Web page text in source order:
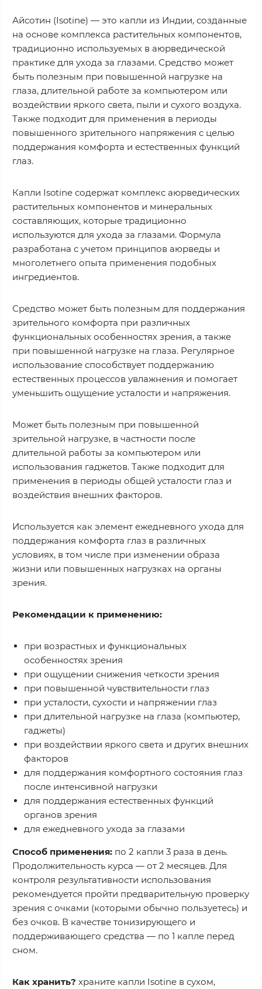
Айсотин (Isotine) — это капли из Индии, созданные
на основе комплекса растительных компонентов,
традиционно используемых в аюрведической
практике для ухода за глазами. Средство может
быть полезным при повышенной нагрузке на
глаза, длительной работе за компьютером или
воздействии яркого света, пыли и сухого воздуха.
Также подходит для применения в периоды
повышенного зрительного напряжения с целью
поддержания комфорта и естественных функций
глаз.
Капли Isotine содержат комплекс аюрведических
растительных компонентов и минеральных
составляющих, которые традиционно
используются для ухода за глазами. Формула
разработана с учетом принципов аюрведы и
многолетнего опыта применения подобных
ингредиентов.
Средство может быть полезным для поддержания
зрительного комфорта при различных
функциональных особенностях зрения, а также
при повышенной нагрузке на глаза. Регулярное
использование способствует поддержанию
естественных процессов увлажнения и помогает
уменьшить ощущение усталости и напряжения.
Может быть полезным при повышенной
зрительной нагрузке, в частности после
длительной работы за компьютером или
использования гаджетов. Также подходит для
применения в периоды общей усталости глаз и
воздействия внешних факторов.
Используется как элемент ежедневного ухода для
поддержания комфорта глаз в различных
условиях, в том числе при изменении образа
жизни или повышенных нагрузках на органы
зрения.
Рекомендации к применению:
при возрастных и функциональных
особенностях зрения
при ощущении снижения четкости зрения
при повышенной чувствительности глаз
при усталости, сухости и напряжении глаз
при длительной нагрузке на глаза (компьютер,
гаджеты)
при воздействии яркого света и других внешних
факторов
для поддержания комфортного состояния глаз
после интенсивной нагрузки
для поддержания естественных функций
органов зрения
для ежедневного ухода за глазами
Способ применения: по 2 капли 3 раза в день.
Продолжительность курса — от 2 месяцев. Для
контроля результативности использования
рекомендуется пройти предварительную проверку
зрения с очками (которыми обычно пользуетесь) и
без очков. В качестве тонизирующего и
поддерживающего средства — по 1 капле перед
сном.
Как хранить? храните капли Isotine в сухом,